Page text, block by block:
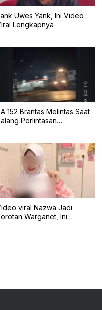
Uwes Yank, Ini Video
Lengkapnya
152 Brantas Melintas Saat
Perlintasan
viral Nazwa Jadi
Warganet, Ini